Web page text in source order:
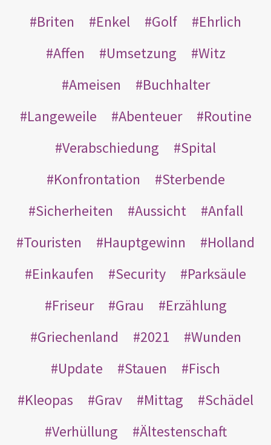
Briten
Enkel Golf
Ehrlich
Affen
Umsetzung
Witz
Ameisen
Buchhalter
Langeweile
Abenteuer
Routine
Verabschiedung
Spital
Konfrontation
Sterbende
Sicherheiten
Aussicht
Anfall
Touristen
Hauptgewinn
Holland
Einkaufen
Security
Parksäule
Friseur
Grau
Erzählung
Griechenland
2021
Wunden
Update
Stauen
Fisch
Kleopas
Grav Mittag
Schädel
Verhüllung
Ältestenschaft